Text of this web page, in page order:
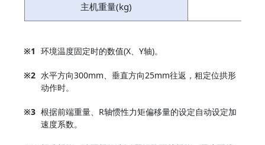
主机重量(kg)
※1 环境温度固定时的数值(X、Y轴)。
※2 水平方向300mm、垂直方向25mm往返，粗定位拱形
动作时。
※3 根据前端重量、R轴惯性力矩偏移量的设定自动设定加
速度系数。